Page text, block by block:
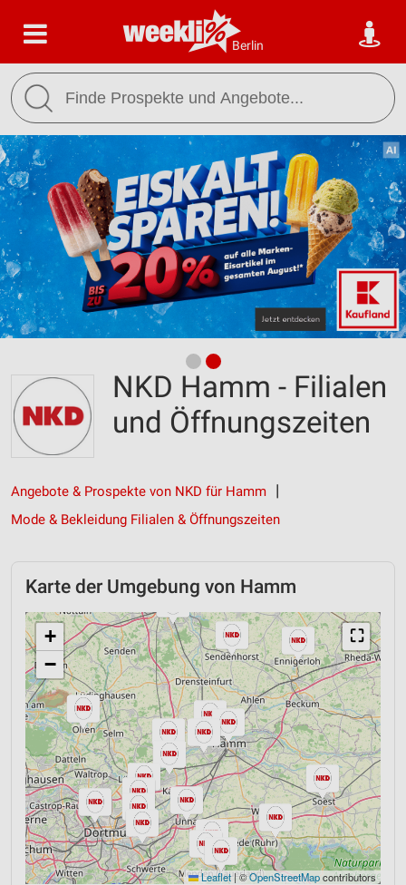
Berlin
NKD Hamm - Filialen
und Öffnungszeiten
Angebote & Prospekte von NKD für Hamm
Mode & Bekleidung Filialen & Öffnungszeiten
Karte der Umgebung von Hamm
⛶
+
−
Leaflet |©OpenStreetMapcontributors